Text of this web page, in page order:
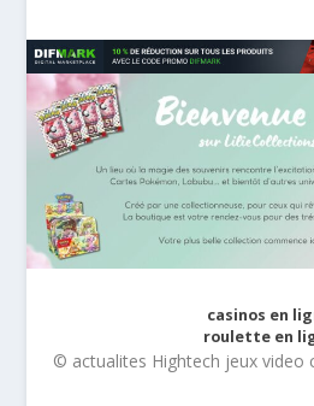
casinos en
roulette en
© actualites Hightech jeux video